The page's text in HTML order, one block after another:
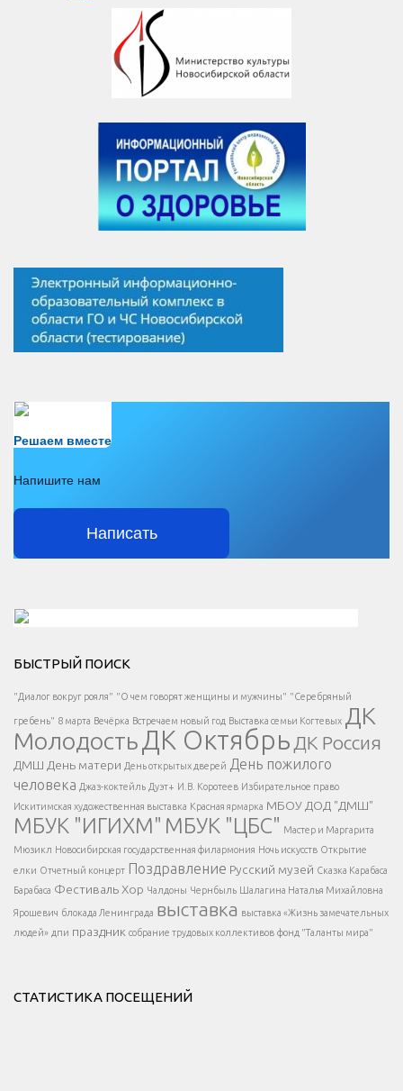
Решаем вместе
Напишите нам
Написать
Есть вопрос?
Напишите нам
</span >
Написать
</button >
</div >
</div > </div >
БЫСТРЫЙ ПОИСК
"Диалог вокруг рояля" "О чем говорят женщины и мужчины" "Серебряный
гребень" 8 марта Вечёрка Встречаем новый год Выставка семьи Когтевых ДК
МолодостьДК Октябрь ДК Россия
ДМШ День матери День открытых дверей День пожилого
человека Джаз-коктейль Дуэт+ И.В. Коротеев Избирательное право
Искитимская художественная выставка Красная ярмарка МБОУ ДОД "ДМШ"
МБУК "ИГИХМ" МБУК "ЦБС" Мастер и Маргарита
Мюзикл Новосибирская государственная филармония Ночь искусств Открытие
елки Отчетный концерт Поздравление Русский музей Сказка Карабаса
Барабаса Фестиваль Хор Чалдоны Чернбыль Шалагина Наталья Михайловна
Ярошевич блокада Ленинграда выставка выставка «Жизнь замечательных
людей» дпи праздник собрание трудовых коллективов фонд "Таланты мира"
СТАТИСТИКА ПОСЕЩЕНИЙ